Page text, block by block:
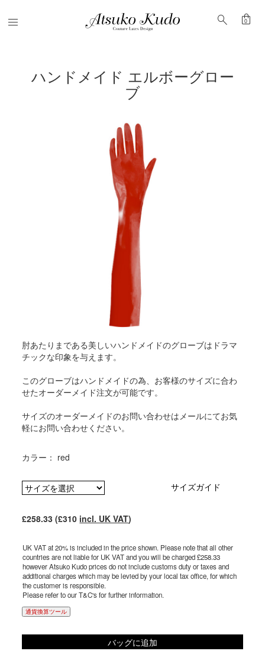
Menu search shopping_bag
0
ハンドメイド エルボーグロー
ブ
肘あたりまである美しいハンドメイドのグローブはドラマ
チックな印象を与えます。
このグローブはハンドメイドの為、お客様のサイズに合わ
せたオーダーメイド注文が可能です。
サイズのオーダーメイドのお問い合わせはメールにてお気
軽にお問い合わせください。
カラー： red
サイズガイド
£258.33 (£310 incl. UK VAT)
UK VAT at 20% is included in the price shown. Please note that all other
countries are not liable for UK VAT and you will be charged £258.33
however Atsuko Kudo prices do not include customs duty or taxes and
additional charges which may be levied by your local tax office, for which
the customer is responsible.
Please refer to our T&C's for further information.
通貨換算ツール
バッグに追加